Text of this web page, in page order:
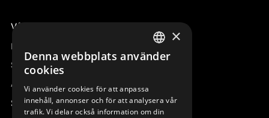
Våra radiostyrningar – översikt
Remotus
Sesam
Access_Ctrl
Support
SWEDISH
DEUTSCH
×
Denna webbplats använder
cookies
Vi använder cookies för att anpassa
innehåll, annonser och för att analysera vår
trafik. Vi delar också information om din